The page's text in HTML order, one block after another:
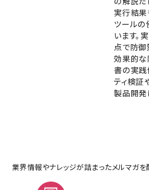
実行結果
ツールの
います。
点で防御
効果的な
書の実践
ティ検証
製品開発
業界情報やナレッジが詰まったメルマガを